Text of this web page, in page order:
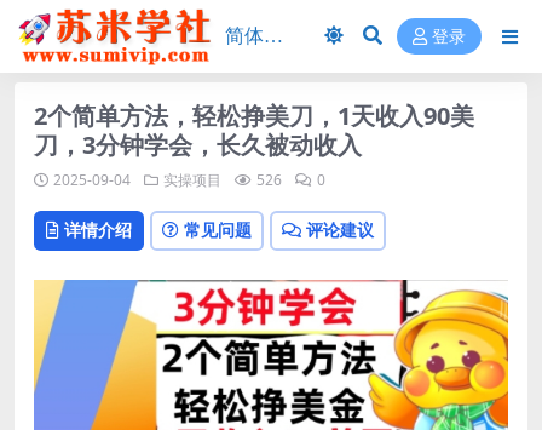
登录
2个简单方法，轻松挣美刀，1天收入90美
刀，3分钟学会，长久被动收入
2025-09-04 实操项目 526 0
详情介绍 常见问题 评论建议